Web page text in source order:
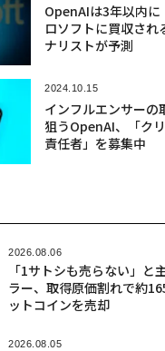
OpenAIは3年以内に
ロソフトに買収され
ナリストが予測
2024.10.15
インフルエンサーの
狙うOpenAI、「ク
責任者」を募集中
2026.08.06
「1サトシも売らない」と
ラー、取得原価割れで約
ットコインを売却
2026.08.05